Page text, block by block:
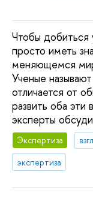
Чтобы добиться
просто иметь
меняющемся
Ученые
отличается от
развить оба эти
эксперты
Экспертиза
экспертиза